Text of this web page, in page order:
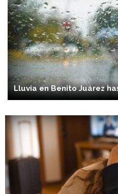
Lluvia en Benito Juárez